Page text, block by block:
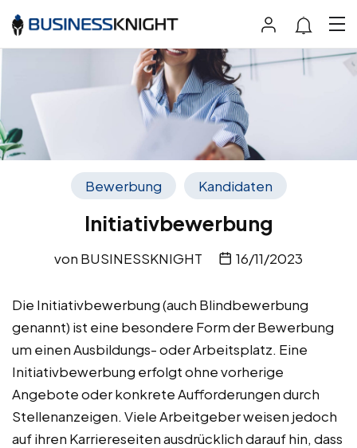
Bewerbung Kandidaten
Initiativbewerbung
von BUSINESSKNIGHT 16/11/2023
Die Initiativbewerbung (auch Blindbewerbung
genannt) ist eine besondere Form der Bewerbung
um einen Ausbildungs- oder Arbeitsplatz. Eine
Initiativbewerbung erfolgt ohne vorherige
Angebote oder konkrete Aufforderungen durch
Stellenanzeigen. Viele Arbeitgeber weisen jedoch
auf ihren Karriereseiten ausdrücklich darauf hin, dass